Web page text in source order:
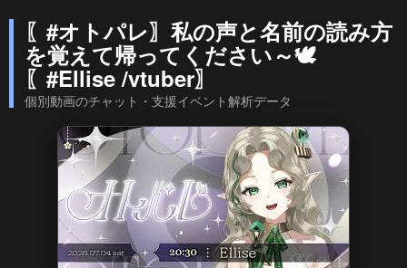
〖#オトパレ〗私の声と名前の読み方
を覚えて帰ってください～🕊️
〖#Ellise /vtuber〗
個別動画のチャット・支援イベント解析データ